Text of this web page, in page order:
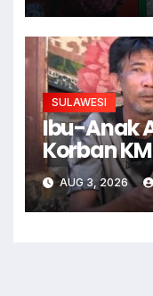
SULAWESI
Ibu-Anak
Korban
Sempat
AUG 3, 2026